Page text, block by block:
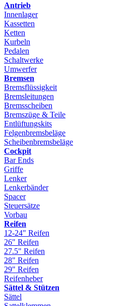
Antrieb
Innenlager
Kassetten
Ketten
Kurbeln
Pedalen
Schaltwerke
Umwerfer
Bremsen
Bremsflüssigkeit
Bremsleitungen
Bremsscheiben
Bremszüge & Teile
Entlüftungskits
Felgenbremsbeläge
Scheibenbremsbeläge
Cockpit
Bar Ends
Griffe
Lenker
Lenkerbänder
Spacer
Steuersätze
Vorbau
Reifen
12-24" Reifen
26" Reifen
27.5" Reifen
28" Reifen
29" Reifen
Reifenheber
Sättel & Stützen
Sättel